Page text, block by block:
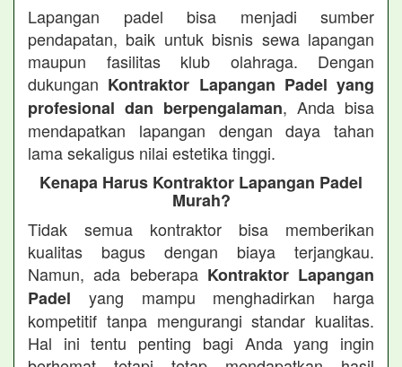
Lapangan padel bisa menjadi sumber
pendapatan, baik untuk bisnis sewa lapangan
maupun fasilitas klub olahraga. Dengan
dukungan Kontraktor Lapangan Padel yang
profesional dan berpengalaman, Anda bisa
mendapatkan lapangan dengan daya tahan
lama sekaligus nilai estetika tinggi.
Kenapa Harus Kontraktor Lapangan Padel
Murah?
Tidak semua kontraktor bisa memberikan
kualitas bagus dengan biaya terjangkau.
Namun, ada beberapa Kontraktor Lapangan
Padel yang mampu menghadirkan harga
kompetitif tanpa mengurangi standar kualitas.
Hal ini tentu penting bagi Anda yang ingin